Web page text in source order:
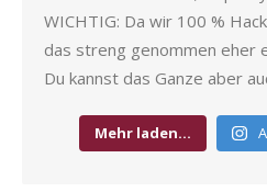
Mehr laden…